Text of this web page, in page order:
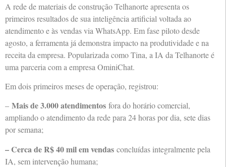
A rede de materiais de construção Telhanorte apresenta os
primeiros resultados de sua inteligência artificial voltada ao
atendimento e às vendas via WhatsApp. Em fase piloto desde
agosto, a ferramenta já demonstra impacto na produtividade e na
receita da empresa. Popularizada como Tina, a IA da Telhanorte é
uma parceria com a empresa OminiChat.
Em dois primeiros meses de operação, registrou:
– Mais de 3.000 atendimentos fora do horário comercial,
ampliando o atendimento da rede para 24 horas por dia, sete dias
por semana;
– Cerca de R$ 40 mil em vendas concluídas integralmente pela
IA, sem intervenção humana;